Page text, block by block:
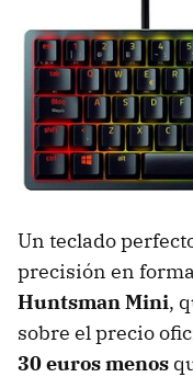
Un teclado
precisión en
Huntsman Mini,
sobre el precio
30 euros menos